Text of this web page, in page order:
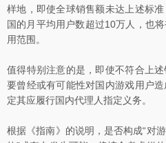
样地，即使全球销售额未达上述标
国的月平均用户数超过10万人，也
用范围。
值得特别注意的是，即使不符合上
要曾经或有可能性对国内游戏用户
定其应履行国内代理人指定义务。
根据《指南》的说明，是否构成“对